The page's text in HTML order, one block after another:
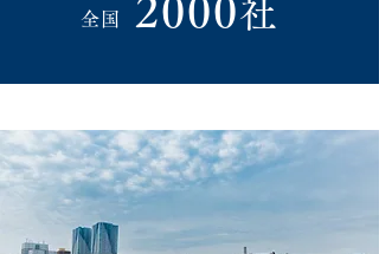
全国 2000社